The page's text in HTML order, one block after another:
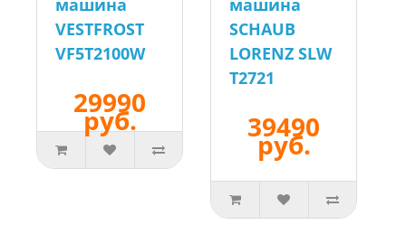
машина
VESTFROST
VF5T2100W
29990
руб.
машина
SCHAUB
LORENZ SLW
T2721
39490
руб.